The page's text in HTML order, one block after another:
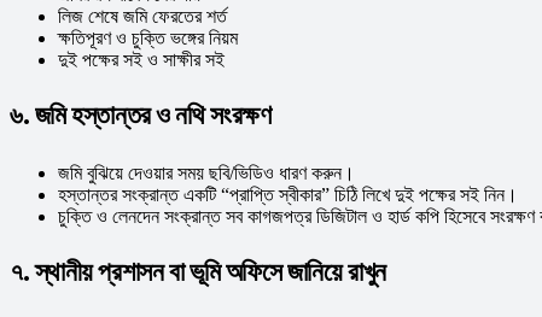
লিজ শেষে জমি ফেরতের শর্ত
ক্ষতিপূরণ ও চুক্তি ভঙ্গের নিয়ম
দুই পক্ষের সই ও সাক্ষীর সই
৬. জমি হস্তান্তর ও নথি সংরক্ষণ
জমি বুঝিয়ে দেওয়ার সময় ছবি/ভিডিও ধারণ করুন।
হস্তান্তর সংক্রান্ত একটি “প্রাপ্তি স্বীকার” চিঠি লিখে দুই পক্ষের সই নিন।
চুক্তি ও লেনদেন সংক্রান্ত সব কাগজপত্র ডিজিটাল ও হার্ড কপি হিসেবে
৭. স্থানীয় প্রশাসন বা ভূমি অফিসে জানিয়ে রাখুন